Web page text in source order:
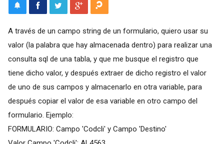
A través de un campo string de un formulario, quiero usar su
valor (la palabra que hay almacenada dentro) para realizar una
consulta sql de una tabla, y que me busque el registro que
tiene dicho valor, y después extraer de dicho registro el valor
de uno de sus campos y almacenarlo en otra variable, para
después copiar el valor de esa variable en otro campo del
formulario. Ejemplo:
FORMULARIO: Campo 'Codcli' y Campo 'Destino'